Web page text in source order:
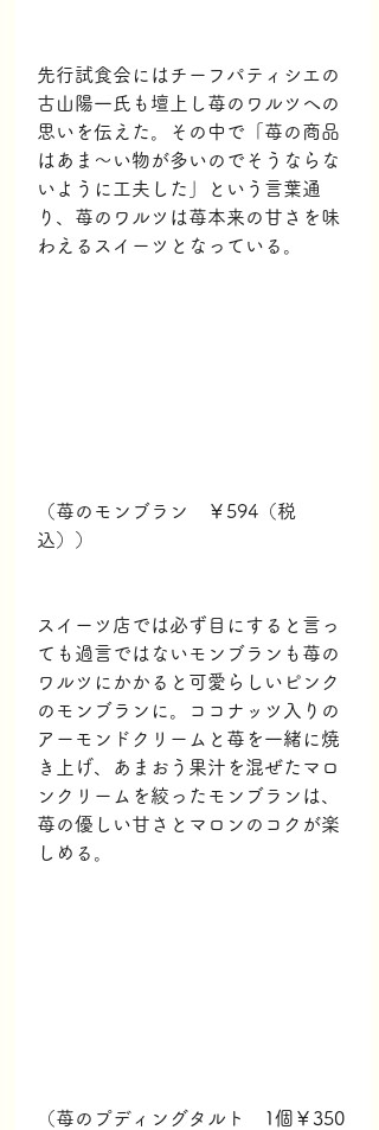
先行試食会にはチーフパティシエの
古山陽一氏も壇上し苺のワルツへの
思いを伝えた。その中で「苺の商品
はあま〜い物が多いのでそうならな
いように工夫した」という言葉通
り、苺のワルツは苺本来の甘さを味
わえるスイーツとなっている。
（苺のモンブラン　￥594（税
込））
スイーツ店では必ず目にすると言っ
ても過言ではないモンブランも苺の
ワルツにかかると可愛らしいピンク
のモンブランに。
ココナッツ入りの
アーモンドクリームと苺を一緒に焼
き上げ、あまおう果汁を混ぜたマロ
ンクリームを絞ったモンブランは、
苺の優しい甘さとマロンのコクが楽
しめる。
（苺のプディングタルト　1個￥350